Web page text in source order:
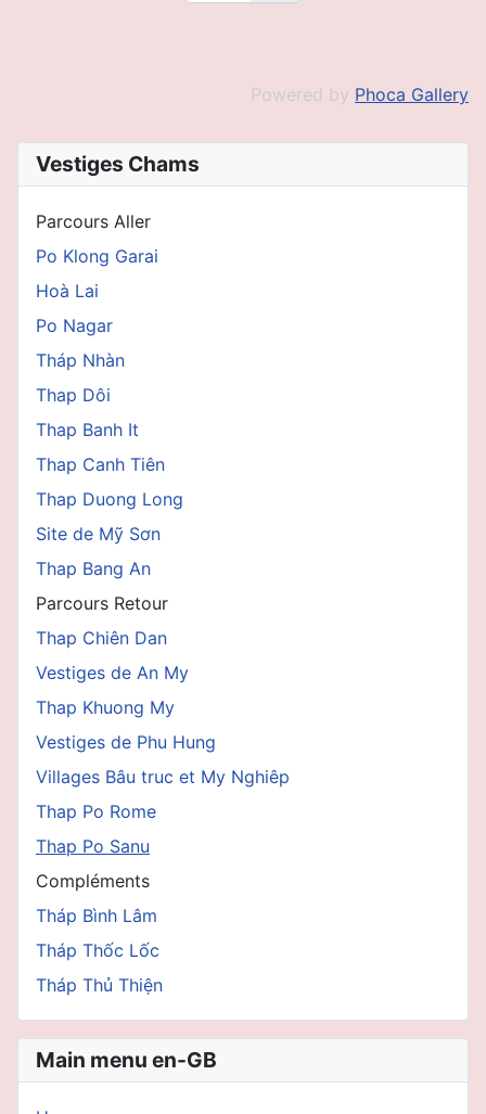
Powered by Phoca Gallery
Vestiges Chams
Parcours Aller
Po Klong Garai
Hoà Lai
Po Nagar
Tháp Nhàn
Thap Dôi
Thap Banh It
Thap Canh Tiên
Thap Duong Long
Site de Mỹ Sơn
Thap Bang An
Parcours Retour
Thap Chiên Dan
Vestiges de An My
Thap Khuong My
Vestiges de Phu Hung
Villages Bâu truc et My Nghiêp
Thap Po Rome
Thap Po Sanu
Compléments
Tháp Bình Lâm
Tháp Thốc Lốc
Tháp Thủ Thiện
Main menu en-GB